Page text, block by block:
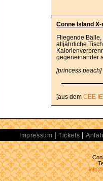
Conne Island
Fliegende
alljährliche
gegeneinander
[princess peach]
[aus dem CEE
Impressum | Tickets |